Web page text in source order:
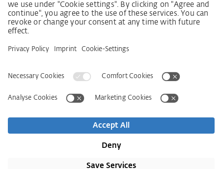
Prohlášení k bezbariérovosti
Kontakt